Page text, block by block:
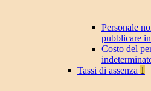
Personale
pubblicare
Costo del
Tassi di assenza 1